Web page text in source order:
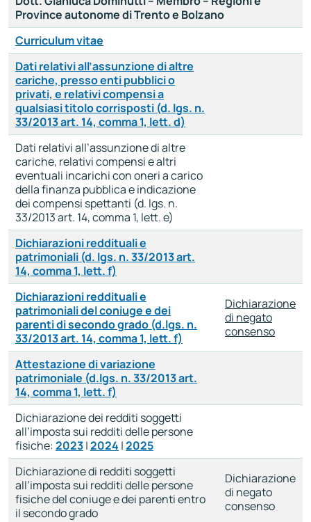
Province autonome di Trento e Bolzano
Curriculum vitae
Dati relativi all’assunzione di altre
cariche, presso enti pubblici o
privati, e relativi compensi a
qualsiasi titolo corrisposti (d. lgs. n.
33/2013 art. 14, comma 1, lett. d)
Dati relativi all’assunzione di altre
cariche, relativi compensi e altri
eventuali incarichi con oneri a carico
della finanza pubblica e indicazione
dei compensi spettanti (d. lgs. n.
33/2013 art. 14, comma 1, lett. e)
Dichiarazioni reddituali e
patrimoniali (d. lgs. n. 33/2013 art.
14, comma 1, lett. f)
Dichiarazioni reddituali e
patrimoniali del coniuge e dei
parenti di secondo grado (d.lgs. n.
33/2013 art. 14, comma 1, lett. f)
Dichiarazione
di negato
consenso
Attestazione di variazione
patrimoniale (d.lgs. n. 33/2013 art.
14, comma 1, lett. f)
Dichiarazione dei redditi soggetti
all’imposta sui redditi delle persone
fisiche:2023|2024 |2025
Dichiarazione di redditi soggetti
all’imposta sui redditi delle persone
fisiche del coniuge e dei parenti entro
il secondo grado
Dichiarazione
di negato
consenso